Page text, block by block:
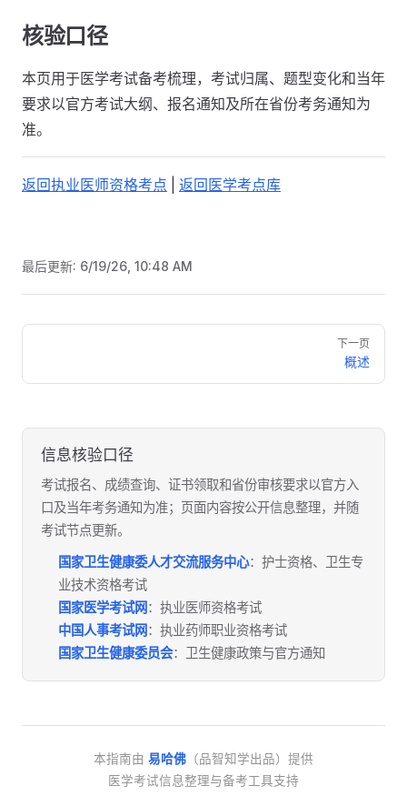
核验口径
本页用于医学考试备考梳理，考试归属、题型变化和当年
要求以官方考试大纲、报名通知及所在省份考务通知为
准。
返回执业医师资格考点 返回医学考点库
最后更新: 6/19/26, 10:48 AM
Pager
下一页
概述
信息核验口径
考试报名、成绩查询、证书领取和省份审核要求以官方入
口及当年考务通知为准；页面内容按公开信息整理，并随
考试节点更新。
国家卫生健康委人才交流服务中心：护士资格、卫生专
业技术资格考试
国家医学考试网 ：执业医师资格考试
中国人事考试网 ：执业药师职业资格考试
国家卫生健康委员会：卫生健康政策与官方通知
本指南由 易哈佛 （品智知学出品）提供
医学考试信息整理与备考工具支持